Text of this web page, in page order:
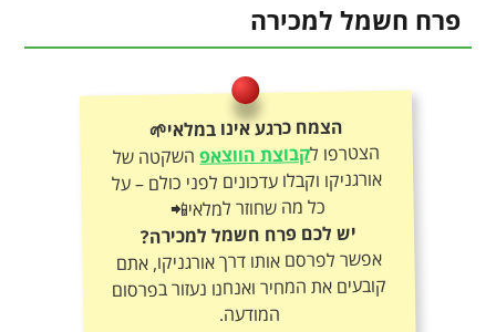
פרח חשמל למכירה
הצמח כרגע אינו במלאי🌱
הצטרפו לקבוצת הווצאפהשקטה של
אורגניקו וקבלו עדכונים לפני כולם – על
כל מה שחוזר למלאי📲
יש לכם פרח חשמל למכירה?
אפשר לפרסם אותו דרך אורגניקו, אתם
קובעים את המחיר ואנחנו נעזור בפרסום
המודעה.